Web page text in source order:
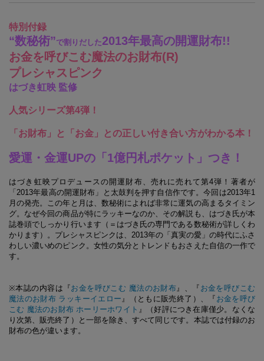
特別付録
“数秘術”で割りだした2013年最高の開運財布!!
お金を呼びこむ魔法のお財布(R)
プレシャスピンク
はづき虹映 監修
人気シリーズ第4弾！
「お財布」と「お金」との正しい付き合い方がわかる本！
愛運・金運UPの「1億円札ポケット」つき！
はづき虹映プロデュースの開運財布、売れに売れて第4弾！著者が
「2013年最高の開運財布」と太鼓判を押す自信作です。今回は2013年1
月の発売。この年と月は、数秘術によれば非常に運気の高まるタイミン
グ。なぜ今回の商品が特にラッキーなのか、その解説も、はづき氏が本
誌巻頭でしっかり行います（＝はづき氏の専門である数秘術が詳しくわ
かります）。プレシャスピンクは、2013年の「真実の愛」の時代にふさ
わしい濃いめのピンク。女性の気分とトレンドもおさえた自信の一作で
す。
※本誌の内容は『お金を呼びこむ 魔法のお財布』、『 お金を呼びこむ
魔法のお財布 ラッキーイエロー 』（ともに販売終了）、『 お金を呼び
こむ 魔法のお財布 ホーリーホワイト 』（好評につき在庫僅少。なくな
り次第、販売終了）と一部を除き、すべて同じです。本誌では付録のお
財布の色が違います。